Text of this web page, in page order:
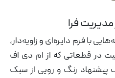
فرا
با فرم دایره‌ای و زاویه‌دار،
در قطعاتی که از ام دی اف
پیشنهاد رنگ و رویی از سبک